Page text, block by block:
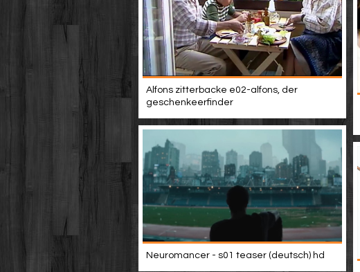
Alfons zitterbacke e02-alfons, der
geschenkeerfinder
Neuromancer - s01 teaser (deutsch) hd